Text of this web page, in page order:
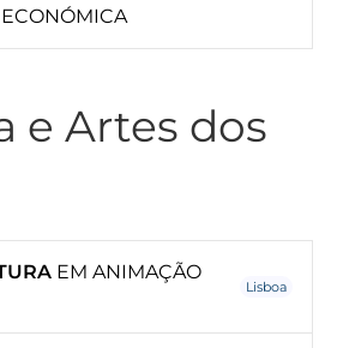
e Artes dos
EM ANIMAÇÃO
Lisboa